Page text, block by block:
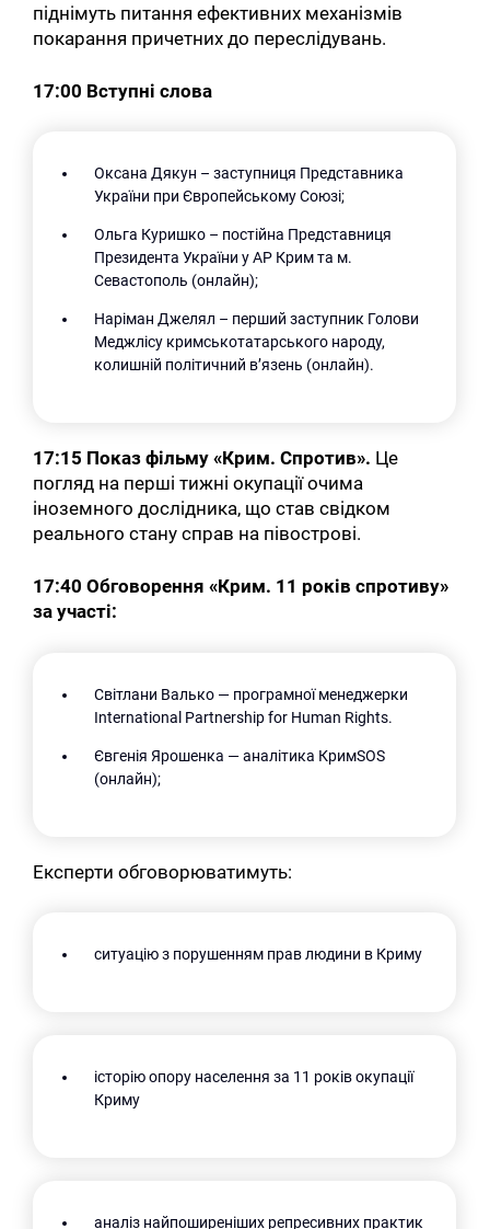
піднімуть питання ефективних механізмів
покарання причетних до переслідувань.
17:00 Вступні слова
Оксана Дякун – заступниця Представника
України при Європейському Союзі;
Ольга Куришко – постійна Представниця
Президента України у АР Крим та м.
Севастополь (онлайн);
Наріман Джелял – перший заступник Голови
Меджлісу кримськотатарського народу,
колишній політичний в’язень (онлайн).
17:15 Показ фільму «Крим. Спротив». Це
погляд на перші тижні окупації очима
іноземного дослідника, що став свідком
реального стану справ на півострові.
17:40 Обговорення «Крим. 11 років спротиву»
за участі:
Світлани Валько — програмної менеджерки
International Partnership for Human Rights.
Євгенія Ярошенка — аналітика КримSOS
(онлайн);
Експерти обговорюватимуть:
ситуацію з порушенням прав людини в Криму
історію опору населення за 11 років окупації
Криму
аналіз найпоширеніших репресивних практик